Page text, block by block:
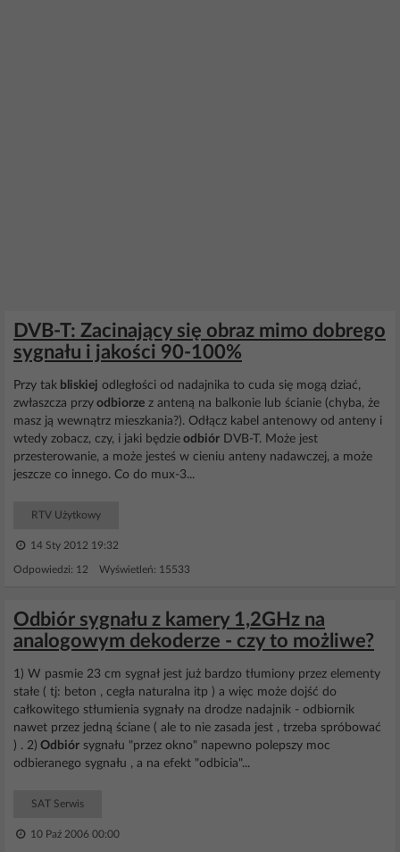
DVB-T: Zacinający się obraz mimo dobrego
sygnału i jakości 90-100%
Przy tak bliskiej odległości od nadajnika to cuda się mogą dziać,
zwłaszcza przy odbiorze z anteną na balkonie lub ścianie (chyba, że
masz ją wewnątrz mieszkania?). Odłącz kabel antenowy od anteny i
wtedy zobacz, czy, i jaki będzie odbiór DVB-T. Może jest
przesterowanie, a może jesteś w cieniu anteny nadawczej, a może
jeszcze co innego. Co do mux-3...
RTV Użytkowy
14 Sty 2012 19:32
Odpowiedzi: 12 Wyświetleń: 15533
Odbiór sygnału z kamery 1,2GHz na
analogowym dekoderze - czy to możliwe?
1) W pasmie 23 cm sygnał jest już bardzo tłumiony przez elementy
stałe ( tj: beton , cegła naturalna itp ) a więc może dojść do
całkowitego stłumienia sygnały na drodze nadajnik - odbiornik
nawet przez jedną ściane ( ale to nie zasada jest , trzeba spróbować
) . 2) Odbiór sygnału "przez okno" napewno polepszy moc
odbieranego sygnału , a na efekt "odbicia"...
SAT Serwis
10 Paź 2006 00:00